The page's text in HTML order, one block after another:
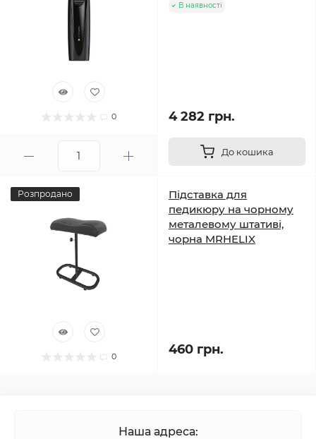
0
В наявності
4 282 грн.
До кошика
Розпродано
0
Підставка для
педикюру на чорному
металевому штативі,
чорна MRHELIX
460 грн.
Наша адреса: